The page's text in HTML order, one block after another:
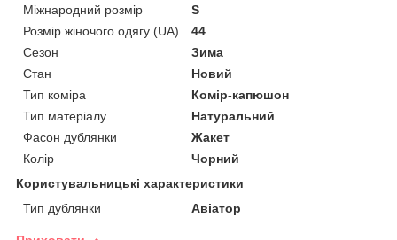
Міжнародний розмір
S
Розмір жіночого одягу (UA)
44
Сезон
Зима
Стан
Новий
Тип коміра
Комір-капюшон
Тип матеріалу
Натуральний
Фасон дублянки
Жакет
Колір
Чорний
Користувальницькі характеристики
Тип дублянки
Авіатор